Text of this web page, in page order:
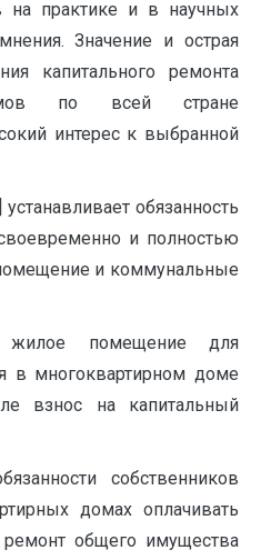
на практике и в научных
Значение и острая
капитального ремонта
по всей стране
интерес к выбранной
обязанность
и полностью
и коммунальные
помещение для
в многоквартирном доме
взнос на капитальный
собственников
домах оплачивать
общего имущества